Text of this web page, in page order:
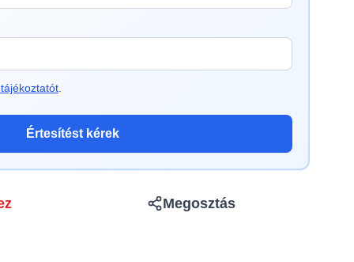
Értesítést kérek
Megosztás